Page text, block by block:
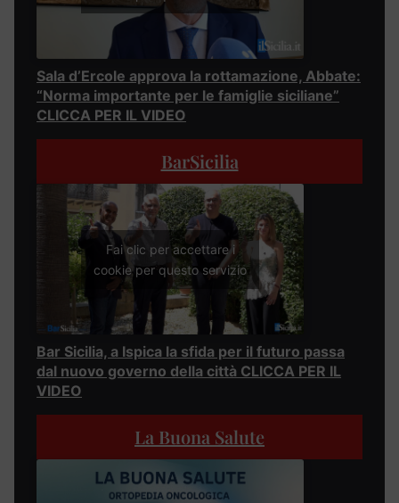
Sala d’Ercole approva la rottamazione, Abbate:
“Norma importante per le famiglie siciliane”
CLICCA PER IL VIDEO
BarSicilia
Fai clic per accettare i
cookie per questo servizio
Bar Sicilia, a Ispica la sfida per il futuro passa
dal nuovo governo della città CLICCA PER IL
VIDEO
La Buona Salute